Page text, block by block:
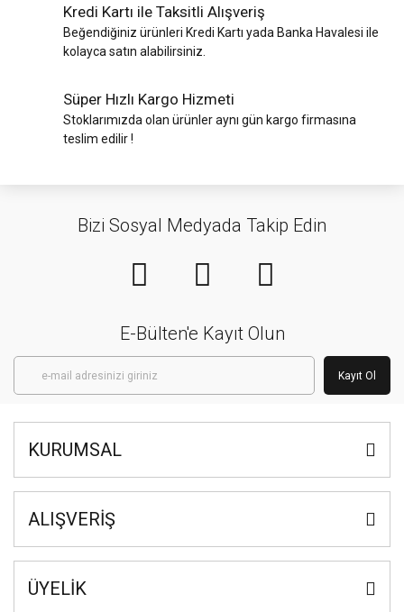
Kredi Kartı ile Taksitli Alışveriş
Beğendiğiniz ürünleri Kredi Kartı yada Banka Havalesi ile
kolayca satın alabilirsiniz.
Süper Hızlı Kargo Hizmeti
Stoklarımızda olan ürünler aynı gün kargo firmasına
teslim edilir !
Bizi Sosyal Medyada Takip Edin
E-Bülten'e Kayıt Olun
Kayıt Ol
KURUMSAL
ALIŞVERİŞ
ÜYELİK